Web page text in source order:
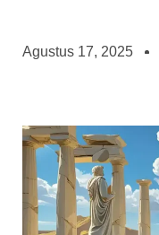
Agustus 17, 2025